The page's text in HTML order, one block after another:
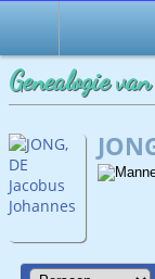
Genealogie